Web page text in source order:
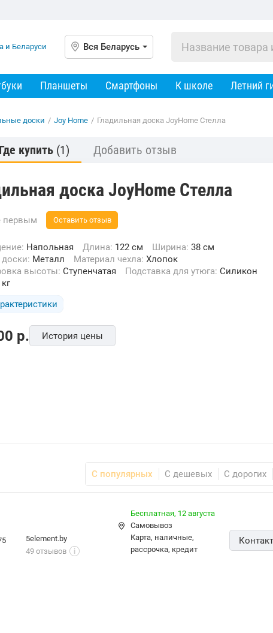
Вся Беларусь
Планшеты Смартфоны К школе Летний
доски / Joy Home / Гладильная доска JoyHome Стелла
Где купить (1) Добавить отзыв
доска JoyHome Стелла
первым Оставить отзыв
Напольная Длина: 122 см Ширина: 38 см
доски: Металл Материал чехла: Хлопок
высоты: Ступенчатая Подставка для утюга: Силикон
p. История цены
С популярных С дешевых С дорогих
5element.by
49 отзывов
i
Бесплатная, 12 августа
Самовывоз
карта, наличные,
рассрочка, кредит